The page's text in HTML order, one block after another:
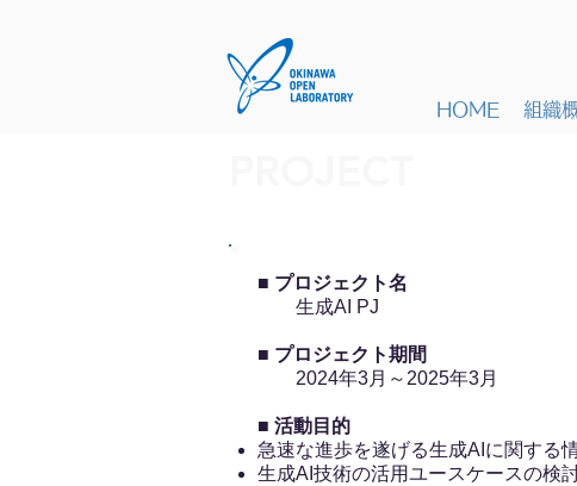
HOME 組織
■ プロジェクト名
生成AI PJ
■ プロジェクト期間
2024年3月～2025年3月
■ 活動目的
急速な進歩を遂げる生成AIに関する
生成AI技術の活用ユースケースの検